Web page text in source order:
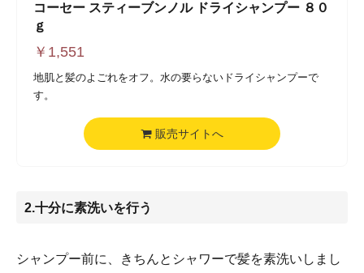
コーセー スティーブンノル ドライシャンプー ８０
ｇ
￥ 1,551
地肌と髪のよごれをオフ。水の要らないドライシャンプーで
す。
販売サイトへ
2.十分に素洗いを行う
シャンプー前に、きちんとシャワーで髪を素洗いしまし